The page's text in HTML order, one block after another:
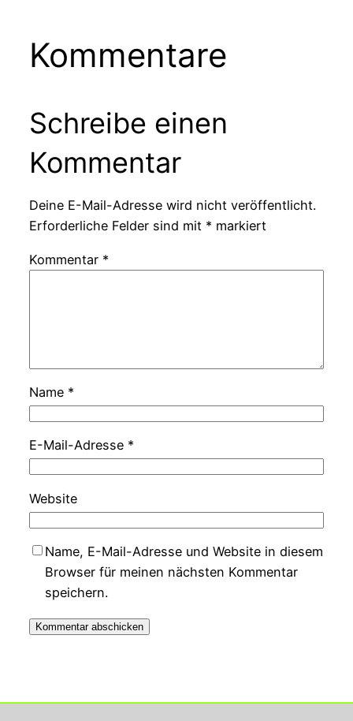
Kommentare
Schreibe einen
Kommentar
Deine E-Mail-Adresse wird nicht veröffentlicht.
Erforderliche Felder sind mit * markiert
Kommentar *
Name *
E-Mail-Adresse *
Website
Name, E-Mail-Adresse und Website in diesem
Browser für meinen nächsten Kommentar
speichern.